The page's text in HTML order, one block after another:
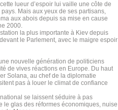
lueur d’espoir lui vaille une côte de
Mais aux yeux de ses partisans,
aux abois depuis sa mise en cause
2000.
la plus importante à Kiev depuis
le Parlement, avec le maigre espoir
nouvelle génération de politiciens
de vives réactions en Europe. Du haut
Solana, au chef de la diplomatie
pas à louer le climat de confiance
se laissent séduire à pas
le glas des réformes économiques, nuise